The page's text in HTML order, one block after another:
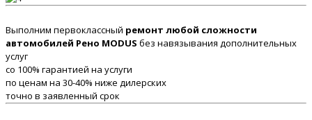
Выполним первоклассный ремонт любой сложности
автомобилей Рено MODUS без навязывания дополнительных
услуг
со 100% гарантией на услуги
по ценам на 30-40% ниже дилерских
точно в заявленный срок